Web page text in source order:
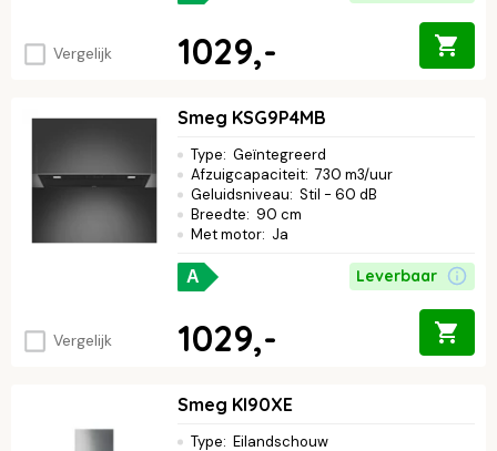
Vergelijk 1029,-
Vergelijk
Smeg KSG9P4MB
Type: Geïntegreerd
Afzuigcapaciteit: 730 m3/uur
Geluidsniveau: Stil - 60 dB
Breedte: 90 cm
Met motor: Ja
A Leverbaar
1029,-
Smeg KI90XE
Type: Eilandschouw